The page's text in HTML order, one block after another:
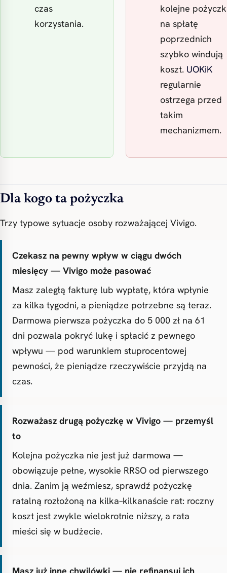
czas
korzystania.
kolejne
na spłatę
poprzednich
szybko windują
koszt. UOKiK
regularnie
ostrzega przed
takim
mechanizmem.
Dla kogo ta pożyczka
Trzy typowe sytuacje osoby rozważającej Vivigo.
Czekasz na pewny wpływ w ciągu dwóch
miesięcy — Vivigo może pasować
Masz zaległą fakturę lub wypłatę, która wpłynie
za kilka tygodni, a pieniądze potrzebne są teraz.
Darmowa pierwsza pożyczka do 5 000 zł na 61
dni pozwala pokryć lukę i spłacić z pewnego
wpływu — pod warunkiem stuprocentowej
pewności, że pieniądze rzeczywiście przyjdą na
czas.
Rozważasz drugą pożyczkę w Vivigo — przemyśl
to
Kolejna pożyczka nie jest już darmowa —
obowiązuje pełne, wysokie RRSO od pierwszego
dnia. Zanim ją weźmiesz, sprawdź pożyczkę
ratalną rozłożoną na kilka–kilkanaście rat: roczny
koszt jest zwykle wielokrotnie niższy, a rata
mieści się w budżecie.
Masz już inne chwilówki — nie refinansuj ich